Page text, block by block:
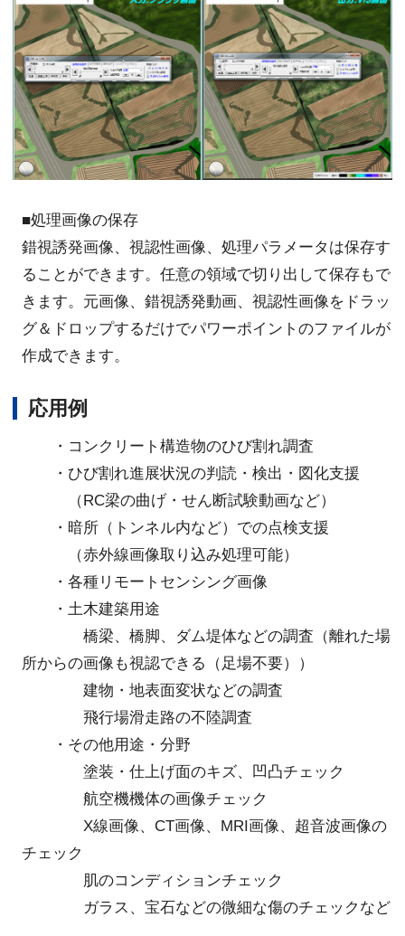
■処理画像の保存
錯視誘発画像、視認性画像、処理パラメータは保存す
ることができます。任意の領域で切り出して保存もで
きます。元画像、錯視誘発動画、視認性画像をドラッ
グ＆ドロップするだけでパワーポイントのファイルが
作成できます。
応用例
・コンクリート構造物のひび割れ調査
・ひび割れ進展状況の判読・検出・図化支援
（RC梁の曲げ・せん断試験動画など）
・暗所（トンネル内など）での点検支援
（赤外線画像取り込み処理可能）
・各種リモートセンシング画像
・土木建築用途
橋梁、橋脚、ダム堤体などの調査（離れた場
所からの画像も視認できる（足場不要））
建物・地表面変状などの調査
飛行場滑走路の不陸調査
・その他用途・分野
塗装・仕上げ面のキズ、凹凸チェック
航空機機体の画像チェック
X線画像、CT画像、MRI画像、超音波画像の
チェック
肌のコンディションチェック
ガラス、宝石などの微細な傷のチェックなど